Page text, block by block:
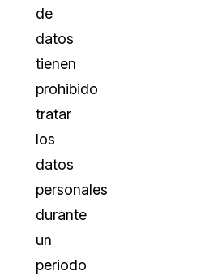
de
datos
tienen
prohibido
tratar
los
datos
personales
durante
un
periodo